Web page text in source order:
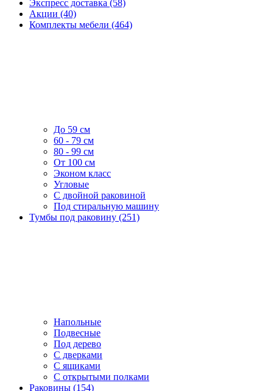
Экспресс доставка (58)
Акции (40)
Комплекты мебели (464)
До 59 см
60 - 79 см
80 - 99 см
От 100 см
Эконом класс
Угловые
С двойной раковиной
Под стиральную машину
Тумбы под раковину (251)
Напольные
Подвесные
Под дерево
С дверками
С ящиками
С открытыми полками
Раковины (154)